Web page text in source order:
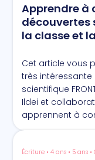
Apprendre à
découvertes
la classe et
Cet article vous
très
scientifique
Ildei et
apprennent à
Écriture • 4 ans • 5 ans •